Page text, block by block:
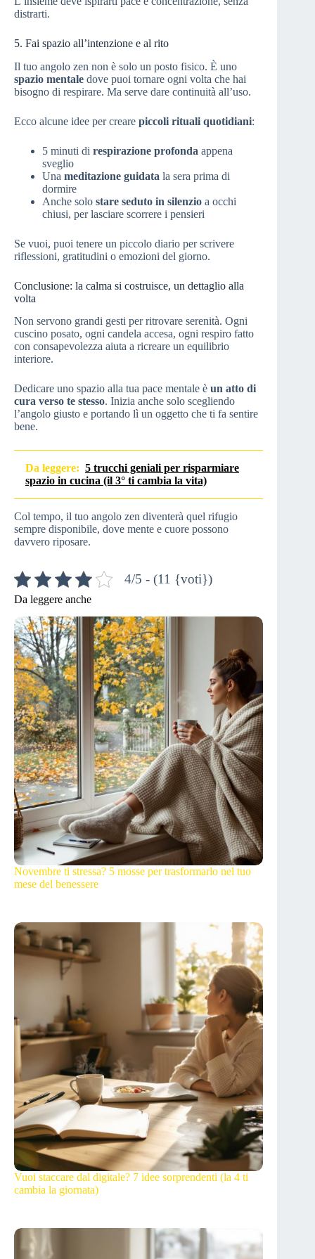
distrarti.
5. Fai spazio all’intenzione e al rito
Il tuo angolo zen non è solo un posto fisico. È uno
spazio mentale dove puoi tornare ogni volta che hai
bisogno di respirare. Ma serve dare continuità all’uso.
Ecco alcune idee per creare piccoli rituali quotidiani:
5 minuti di respirazione profonda appena
sveglio
Una meditazione guidata la sera prima di
dormire
Anche solo stare seduto in silenzio a occhi
chiusi, per lasciare scorrere i pensieri
Se vuoi, puoi tenere un piccolo diario per scrivere
riflessioni, gratitudini o emozioni del giorno.
Conclusione: la calma si costruisce, un dettaglio alla
volta
Non servono grandi gesti per ritrovare serenità. Ogni
cuscino posato, ogni candela accesa, ogni respiro fatto
con consapevolezza aiuta a ricreare un equilibrio
interiore.
Dedicare uno spazio alla tua pace mentale è un atto di
cura verso te stesso. Inizia anche solo scegliendo
l’angolo giusto e portando lì un oggetto che ti fa sentire
bene.
Da leggere: 5 trucchi geniali per risparmiare
spazio in cucina (il 3° ti cambia la vita)
Col tempo, il tuo angolo zen diventerà quel rifugio
sempre disponibile, dove mente e cuore possono
davvero riposare.
4/5 - (11 {voti})
Da leggere anche
Novembre ti stressa? 5 mosse per trasformarlo nel tuo
mese del benessere
Vuoi staccare dal digitale? 7 idee sorprendenti (la 4 ti
cambia la giornata)